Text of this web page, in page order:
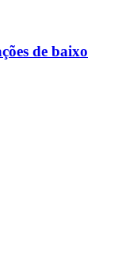
de baixo